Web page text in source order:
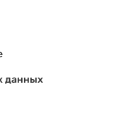
данных